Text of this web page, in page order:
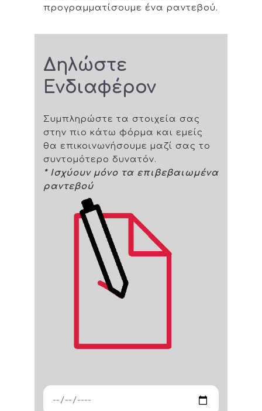
προγραμματίσουμε ένα ραντεβού.
Δηλώστε
Ενδιαφέρον
Συμπληρώστε τα στοιχεία σας
στην πιο κάτω φόρμα και εμείς
θα επικοινωνήσουμε μαζί σας το
συντομότερο δυνατόν.
* Ισχύουν μόνο τα επιβεβαιωμένα
ραντεβού